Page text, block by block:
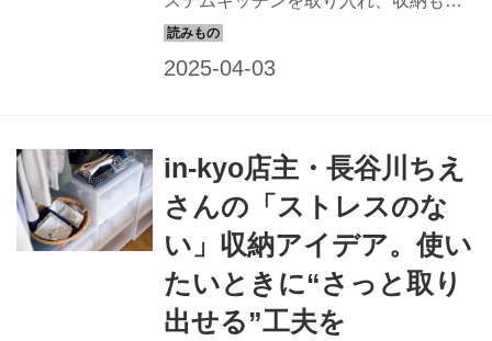
実しました。地元の木材で、地元の職
in-kyo店主・長谷川ちえ
さんの「ストレスのな
い」収納アイデア。使い
たいときに“さっと取り
出せる”工夫を